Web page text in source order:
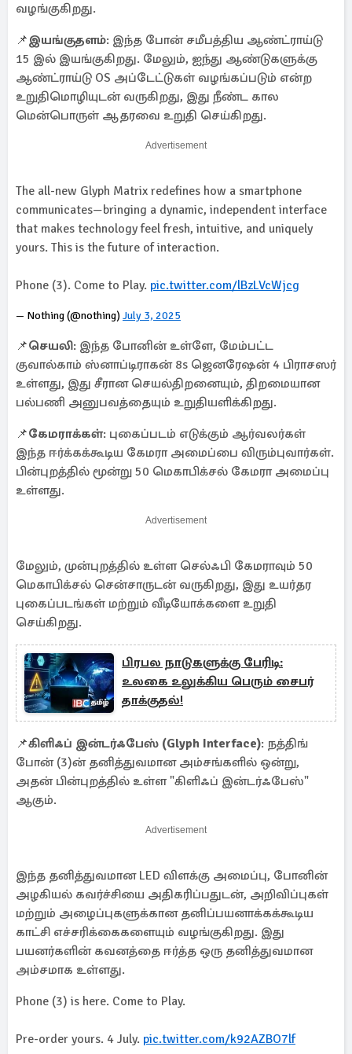
வழங்குகிறது.
📌இயங்குதளம்: இந்த போன் சமீபத்திய ஆண்ட்ராய்டு
15 இல் இயங்குகிறது. மேலும், ஐந்து ஆண்டுகளுக்கு
ஆண்ட்ராய்டு OS அப்டேட்டுகள் வழங்கப்படும் என்ற
உறுதிமொழியுடன் வருகிறது, இது நீண்ட கால
மென்பொருள் ஆதரவை உறுதி செய்கிறது.
Advertisement
The all-new Glyph Matrix redefines how a smartphone
communicates—bringing a dynamic, independent interface
that makes technology feel fresh, intuitive, and uniquely
yours. This is the future of interaction.
Phone (3). Come to Play. pic.twitter.com/lBzLVcWjcg
— Nothing (@nothing) July 3, 2025
📌செயலி: இந்த போனின் உள்ளே, மேம்பட்ட
குவால்காம் ஸ்னாப்டிராகன் 8s ஜெனரேஷன் 4 பிராசஸர்
உள்ளது, இது சீரான செயல்திறனையும், திறமையான
பல்பணி அனுபவத்தையும் உறுதியளிக்கிறது.
📌கேமராக்கள்: புகைப்படம் எடுக்கும் ஆர்வலர்கள்
இந்த ஈர்க்கக்கூடிய கேமரா அமைப்பை விரும்புவார்கள்.
பின்புறத்தில் மூன்று 50 மெகாபிக்சல் கேமரா அமைப்பு
உள்ளது.
Advertisement
மேலும், முன்புறத்தில் உள்ள செல்ஃபி கேமராவும் 50
மெகாபிக்சல் சென்சாருடன் வருகிறது, இது உயர்தர
புகைப்படங்கள் மற்றும் வீடியோக்களை உறுதி
செய்கிறது.
பிரபல நாடுகளுக்கு பேரிடி:
உலகை உலுக்கிய பெரும் சைபர்
தாக்குதல்!
📌கிளிஃப் இன்டர்ஃபேஸ் (Glyph Interface): நத்திங்
போன் (3)ன் தனித்துவமான அம்சங்களில் ஒன்று,
அதன் பின்புறத்தில் உள்ள "கிளிஃப் இன்டர்ஃபேஸ்"
ஆகும்.
Advertisement
இந்த தனித்துவமான LED விளக்கு அமைப்பு, போனின்
அழகியல் கவர்ச்சியை அதிகரிப்பதுடன், அறிவிப்புகள்
மற்றும் அழைப்புகளுக்கான தனிப்பயனாக்கக்கூடிய
காட்சி எச்சரிக்கைகளையும் வழங்குகிறது. இது
பயனர்களின் கவனத்தை ஈர்த்த ஒரு தனித்துவமான
அம்சமாக உள்ளது.
Phone (3) is here. Come to Play.
Pre-order yours. 4 July. pic.twitter.com/k92AZBO7lf